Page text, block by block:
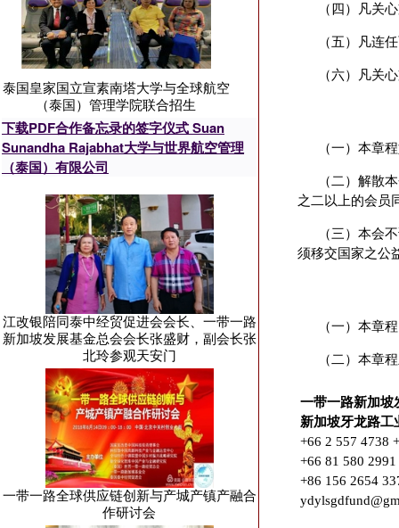
泰国皇家国立宣素南塔大学与全球航空
（泰国）管理学院联合招生
下载PDF合作备忘录的签字仪式 Suan
Sunandha Rajabhat大学与世界航空管理
（泰国）有限公司
江改银陪同泰中经贸促进会会长、一带一路
新加坡发展基金总会会长张盛财，副会长张
北玲参观天安门
一带一路全球供应链创新与产城产镇产融合
作研讨会
（四）凡关
（五）凡连
（六）凡关
（一）本章
（二）解散
之二以上的会员
（三）本会
须移交国家之公
（一）本章
（二）本章
一带一路新加坡
新加坡牙龙路工
+66 2 557 4738
+66 81 580
+86 156 2654